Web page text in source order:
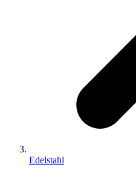
Edelstahl